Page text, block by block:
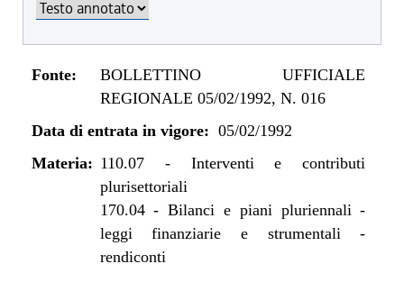
Fonte:
BOLLETTINO UFFICIALE
REGIONALE 05/02/1992, N. 016
Data di entrata in vigore: 05/02/1992
Materia: 110.07- Interventi e contributi
plurisettoriali
170.04-Bilanci e piani pluriennali -
leggi finanziarie e strumentali -
rendiconti